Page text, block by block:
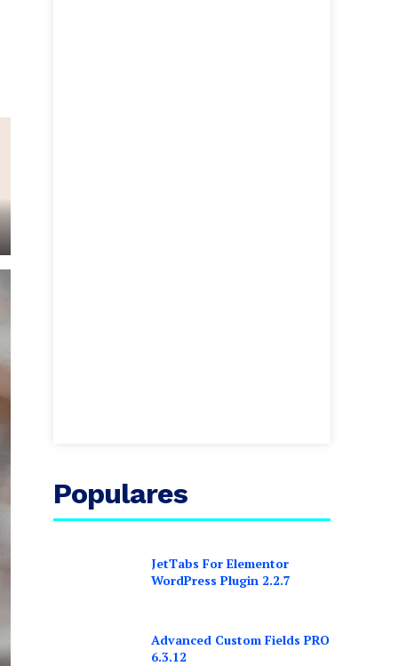
Populares
JetTabs For Elementor
WordPress Plugin 2.2.7
Advanced Custom Fields PRO
6.3.12